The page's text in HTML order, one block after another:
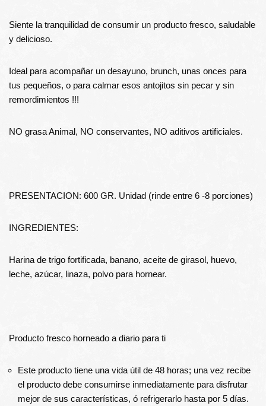
Siente la tranquilidad de consumir un producto fresco, saludable
y delicioso.
Ideal para acompañar un desayuno, brunch, unas onces para
tus pequeños, o para calmar esos antojitos sin pecar y sin
remordimientos !!!
NO grasa Animal, NO conservantes, NO aditivos artificiales.
PRESENTACION: 600 GR. Unidad (rinde entre 6 -8 porciones)
INGREDIENTES:
Harina de trigo fortificada, banano, aceite de girasol, huevo,
leche, azúcar, linaza, polvo para hornear.
Producto fresco horneado a diario para ti
Este producto tiene una vida útil de 48 horas; una vez recibe
el producto debe consumirse inmediatamente para disfrutar
mejor de sus características, ó refrigerarlo hasta por 5 días.